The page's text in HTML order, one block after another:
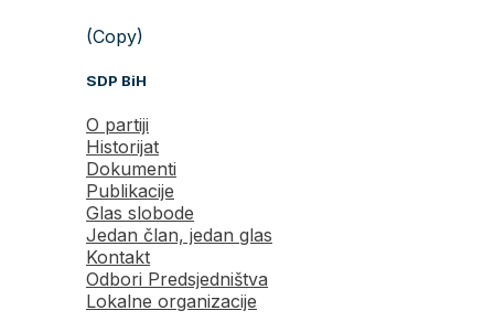
(Copy)
SDP BiH
O partiji
Historijat
Dokumenti
Publikacije
Glas slobode
Jedan član, jedan glas
Kontakt
Odbori Predsjedništva
Lokalne organizacije